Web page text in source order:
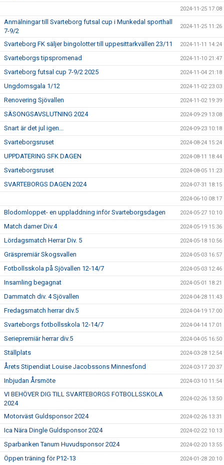
2024-11-25 17:08
Anmälningar till Svarteborg futsal cup i Munkedal sporthall
7-9/2
2024-11-25 11:26
Svarteborg FK säljer bingolotter till uppesittarkvällen 23/11 2024-11-11 14:24
Svarteborgs tipspromenad 2024-11-10 21:47
Svarteborg futsal cup 7-9/2 2025 2024-11-04 21:18
Ungdomsgala 1/12 2024-11-02 23:03
Renovering Sjövallen 2024-11-02 19:39
SÄSONGSAVSLUTNING 2024 2024-09-29 13:08
Snart är det jul igen... 2024-09-23 10:18
Svarteborgsruset 2024-08-24 15:24
UPPDATERING SFK DAGEN 2024-08-11 18:44
Svarteborgsruset 2024-08-05 11:23
SVARTEBORGS DAGEN 2024 2024-07-31 18:15
2024-06-10 08:17
Blodomloppet- en uppladdning inför Svarteborgsdagen 2024-05-27 10:10
Match damer Div.4 2024-05-19 15:36
Lördagsmatch Herrar Div. 5 2024-05-18 10:56
Gräspremiär Skogsvallen 2024-05-03 16:57
Fotbollsskola på Sjövallen 12-14/7 2024-05-03 12:46
Insamling begagnat 2024-05-01 18:21
Dammatch div. 4 Sjövallen 2024-04-28 11:43
Fredagsmatch herrar div.5 2024-04-19 17:00
Svarteborgs fotbollsskola 12-14/7 2024-04-14 17:01
Seriepremiär herrar div.5 2024-04-05 16:50
Ställplats 2024-03-28 12:54
Årets Stipendiat Louise Jacobssons Minnesfond 2024-03-17 20:37
Inbjudan Årsmöte 2024-03-10 11:54
VI BEHÖVER DIG TILL SVARTEBORGS FOTBOLLSSKOLA
2024
2024-02-26 13:50
Motorväst Guldsponsor 2024 2024-02-26 13:31
Ica Nära Dingle Guldsponsor 2024 2024-02-22 10:13
Sparbanken Tanum Huvudsponsor 2024 2024-02-20 13:55
Öppen träning för P12-13 2024-01-28 20:10